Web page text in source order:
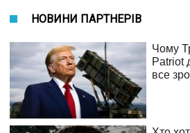
НОВИНИ ПАРТНЕРІВ